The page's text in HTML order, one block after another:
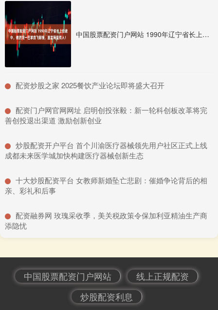
中国股票配资门户网站 1990年辽宁省长上任途中，被流氓一巴掌扇飞眼镜，直言局里有人！
​配资炒股之家 2025餐饮产业论坛即将盛大召开
​配资门户网官网网址 启明创投张毅：新一轮科创板改革将完
善创投退出渠道 激励创新创业
​炒股配资开户平台 首个川渝医疗器械领先用户社区正式上线
成都未来医学城加快构建医疗器械创新生态
​十大炒股配资平台 女教师新婚坠亡悲剧：催婚争论背后的相
亲、彩礼和后事
​配资融券网 玫瑰采收季，美关税政策令保加利亚精油生产商
添隐忧
中国股票配资门户网站
线上正规配资
炒股配资利息